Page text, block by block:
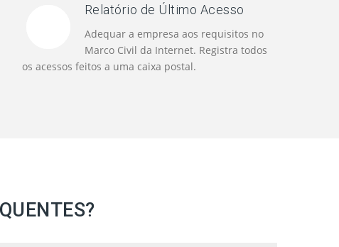
Relatório de Último Acesso
Adequar a empresa aos requisitos no
Marco Civil da Internet. Registra todos
os acessos feitos a uma caixa postal.